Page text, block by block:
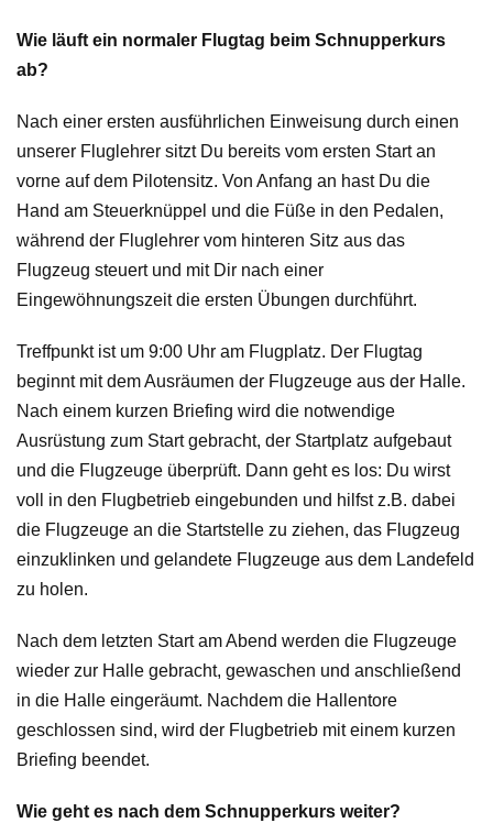
Wie läuft ein normaler Flugtag beim Schnupperkurs
ab?
Nach einer ersten ausführlichen Einweisung durch einen
unserer Fluglehrer sitzt Du bereits vom ersten Start an
vorne auf dem Pilotensitz. Von Anfang an hast Du die
Hand am Steuerknüppel und die Füße in den Pedalen,
während der Fluglehrer vom hinteren Sitz aus das
Flugzeug steuert und mit Dir nach einer
Eingewöhnungszeit die ersten Übungen durchführt.
Treffpunkt ist um 9:00 Uhr am Flugplatz. Der Flugtag
beginnt mit dem Ausräumen der Flugzeuge aus der Halle.
Nach einem kurzen Briefing wird die notwendige
Ausrüstung zum Start gebracht, der Startplatz aufgebaut
und die Flugzeuge überprüft. Dann geht es los: Du wirst
voll in den Flugbetrieb eingebunden und hilfst z.B. dabei
die Flugzeuge an die Startstelle zu ziehen, das Flugzeug
einzuklinken und gelandete Flugzeuge aus dem Landefeld
zu holen.
Nach dem letzten Start am Abend werden die Flugzeuge
wieder zur Halle gebracht, gewaschen und anschließend
in die Halle eingeräumt. Nachdem die Hallentore
geschlossen sind, wird der Flugbetrieb mit einem kurzen
Briefing beendet.
Wie geht es nach dem Schnupperkurs weiter?